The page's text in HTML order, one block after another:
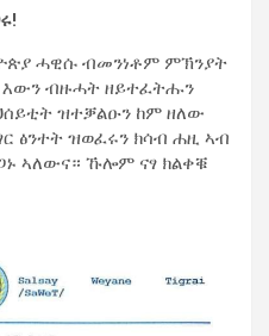
ሓዊሱ ብመንነቶም ምኽንያት
እውን ብዙሓት ዘይተፈትሑን
ዝተቓልዑን ከም ዘለው
ፅንተት ዝወፈሩን ክሳብ ሐዚ ኣብ
ኣለውና። ኹሎም ናፃ ክልቀቑ